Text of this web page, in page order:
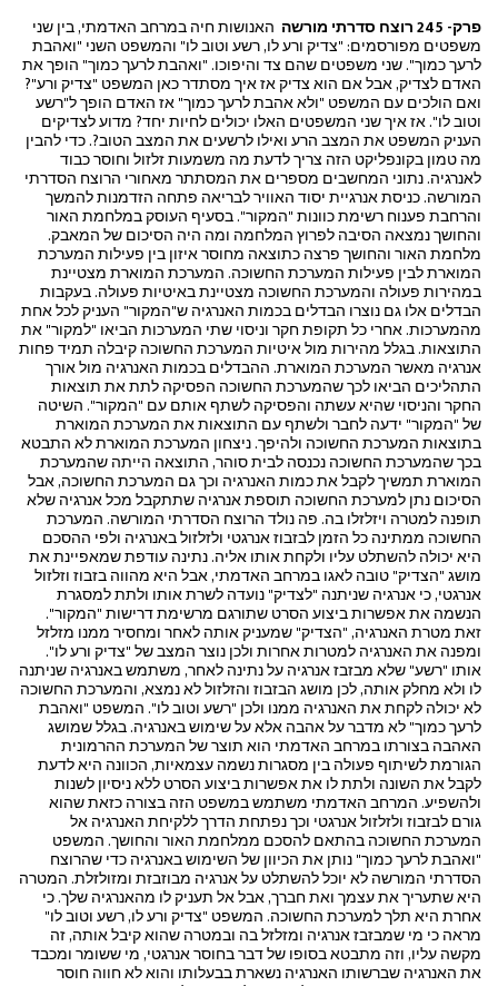
פרק- 245 רוצח סדרתי מורשה
האנושות חיה במרחב האדמתי, בין שני
משפטים מפורסמים: "צדיק ורע לו, רשע וטוב לו" והמשפט השני "ואהבת
לרעך כמוך". שני משפטים שהם צד והיפוכו. "ואהבת לרעך כמוך" הופך את
האדם לצדיק, אבל אם הוא צדיק אז איך מסתדר כאן המשפט "צדיק ורע"?
ואם הולכים עם המשפט "ולא אהבת לרעך כמוך" אז האדם הופך ל"רשע
וטוב לו". אז איך שני המשפטים האלו יכולים לחיות יחד? מדוע לצדיקים
העניק המשפט את המצב הרע ואילו לרשעים את המצב הטוב?. כדי להבין
מה טמון בקונפליקט הזה צריך לדעת מה משמעות זלזול וחוסר כבוד
לאנרגיה. נתוני המחשבים מספרים את המסתתר מאחורי הרוצח הסדרתי
המורשה. כניסת אנרגיית יסוד האוויר לבריאה פתחה הזדמנות להמשך
והרחבת פענוח רשימת כוונות "המקור". בסעיף העוסק במלחמת האור
והחושך נמצאה הסיבה לפרוץ המלחמה ומה היה הסיכום של המאבק.
מלחמת האור והחושך פרצה כתוצאה מחוסר איזון בין פעילות המערכת
המוארת לבין פעילות המערכת החשוכה. המערכת המוארת מצטיינת
במהירות פעולה והמערכת החשוכה מצטיינת באיטיות פעולה. בעקבות
הבדלים אלו גם נוצרו הבדלים בכמות האנרגיה ש"המקור" העניק לכל אחת
מהמערכות. אחרי כל תקופת חקר וניסוי שתי המערכות הביאו "למקור" את
התוצאות. בגלל מהירות מול איטיות המערכת החשוכה קיבלה תמיד פחות
אנרגיה מאשר המערכת המוארת. ההבדלים בכמות האנרגיה מול אורך
התהליכים הביאו לכך שהמערכת החשוכה הפסיקה לתת את תוצאות
החקר והניסוי שהיא עשתה והפסיקה לשתף אותם עם "המקור". השיטה
של "המקור" ידעה לחבר ולשתף עם התוצאות את המערכת המוארת
בתוצאות המערכת החשוכה ולהיפך. ניצחון המערכת המוארת לא התבטא
בכך שהמערכת החשוכה נכנסה לבית סוהר, התוצאה הייתה שהמערכת
המוארת תמשיך לקבל את כמות האנרגיה וכך גם המערכת החשוכה, אבל
הסיכום נתן למערכת החשוכה תוספת אנרגיה שתתקבל מכל אנרגיה שלא
תופנה למטרה ויזלזלו בה. פה נולד הרוצח הסדרתי המורשה. המערכת
החשוכה ממתינה כל הזמן לבזבוז אנרגטי ולזלזול באנרגיה ולפי ההסכם
היא יכולה להשתלט עליו ולקחת אותו אליה. נתינה עודפת שמאפיינת את
מושג "הצדיק" טובה לאגו במרחב האדמתי, אבל היא מהווה בזבוז וזלזול
אנרגטי, כי אנרגיה שניתנה "לצדיק" נועדה לשרת אותו ולתת למסגרת
הנשמה את אפשרות ביצוע הסרט שתורגם מרשימת דרישות "המקור".
זאת מטרת האנרגיה, "הצדיק" שמעניק אותה לאחר ומחסיר ממנו מזלזל
ומפנה את האנרגיה למטרות אחרות ולכן נוצר המצב של "צדיק ורע לו".
אותו "רשע" שלא מבזבז אנרגיה על נתינה לאחר, משתמש באנרגיה שניתנה
לו ולא מחלק אותה, לכן מושג הבזבוז והזלזול לא נמצא, והמערכת החשוכה
לא יכולה לקחת את האנרגיה ממנו ולכן "רשע וטוב לו". המשפט "ואהבת
לרעך כמוך" לא מדבר על אהבה אלא על שימוש באנרגיה. בגלל שמושג
האהבה בצורתו במרחב האדמתי הוא תוצר של המערכת ההרמונית
הגורמת לשיתוף פעולה בין מסגרות נשמה עצמאיות, הכוונה היא לדעת
לקבל את השונה ולתת לו את אפשרות ביצוע הסרט ללא ניסיון לשנות
ולהשפיע. המרחב האדמתי משתמש במשפט הזה בצורה כזאת שהוא
גורם לבזבוז ולזלזול אנרגטי וכך נפתחת הדרך ללקיחת האנרגיה אל
המערכת החשוכה בהתאם להסכם ממלחמת האור והחושך. המשפט
"ואהבת לרעך כמוך" נותן את הכיוון של השימוש באנרגיה כדי שהרוצח
הסדרתי המורשה לא יוכל להשתלט על אנרגיה מבוזבזת ומזולזלת. המטרה
היא שתעריך את עצמך ואת חברך, אבל אל תעניק לו מהאנרגיה שלך. כי
אחרת היא תלך למערכת החשוכה. המשפט "צדיק ורע לו, רשע וטוב לו"
מראה כי מי שמבזבז אנרגיה ומזלזל בה ובמטרה שהוא קיבל אותה, זה
מקשה עליו, וזה מתבטא בסופו של דבר בחוסר אנרגטי, מי ששומר ומכבד
את האנרגיה שברשותו האנרגיה נשארת בבעלותו והוא לא חווה חוסר